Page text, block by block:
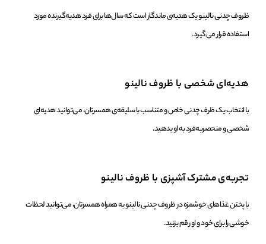
ظروف چدنی نالینو یک هدیه‌ی ماندگار است که سال‌ها برای فرد هدیه‌گیرنده مورد
استفاده قرار می‌گیرد.
هدیه‌ای شخصی با ظروف نالینو
با انتخاب یک ظرف چدنی خاص و متناسب با سلیقه‌ی همسرتان، می‌توانید هدیه‌ای
شخصی و منحصربه‌فرد به او بدهید.
تجربه‌ی مشترک آشپزی با ظروف نالینو
با پختن غذاهای خوشمزه در ظروف چدنی نالینو به همراه همسرتان، می‌توانید لحظات
خوشی را برای خود و او رقم بزنید.